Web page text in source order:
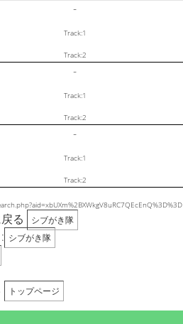
-
Track:1
Track:2
-
Track:1
Track:2
-
Track:1
Track:2
る シブがき隊
シブがき隊
トップページ